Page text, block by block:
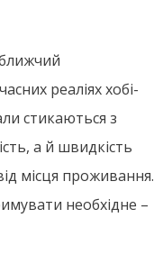
реаліях хобі-
стикаються з
а й швидкість
місця проживання.
необхідне –